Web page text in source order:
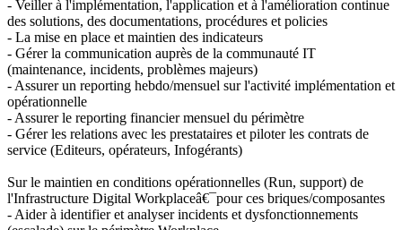
- Veiller à l'implémentation, l'application et à l'amélioration continue
des solutions, des documentations, procédures et policies
- La mise en place et maintien des indicateurs
- Gérer la communication auprès de la communauté IT
(maintenance, incidents, problèmes majeurs)
- Assurer un reporting hebdo/mensuel sur l'activité implémentation et
opérationnelle
- Assurer le reporting financier mensuel du périmètre
- Gérer les relations avec les prestataires et piloter les contrats de
service (Editeurs, opérateurs, Infogérants)
Sur le maintien en conditions opérationnelles (Run, support) de
l'Infrastructure Digital Workplaceâ€¯pour ces briques/composantes
- Aider à identifier et analyser incidents et dysfonctionnements